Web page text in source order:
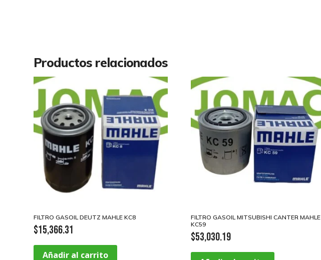
Productos relacionados
FILTRO GASOIL DEUTZ MAHLE KC8
$15,366.31
Añadir al carrito
FILTRO GASOIL MITSUBISHI CANTER MAHLE
KC59
$53,030.19